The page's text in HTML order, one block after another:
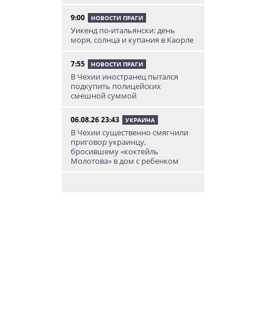
9:00 НОВОСТИ ПРАГИ
Уикенд по-итальянски: день
моря, солнца и купания в Каорле
7:55 НОВОСТИ ПРАГИ
В Чехии иностранец пытался
подкупить полицейских
смешной суммой
06.08.26 23:43 УКРАИНА
В Чехии существенно смягчили
приговор украинцу,
бросившему «коктейль
Молотова» в дом с ребенком